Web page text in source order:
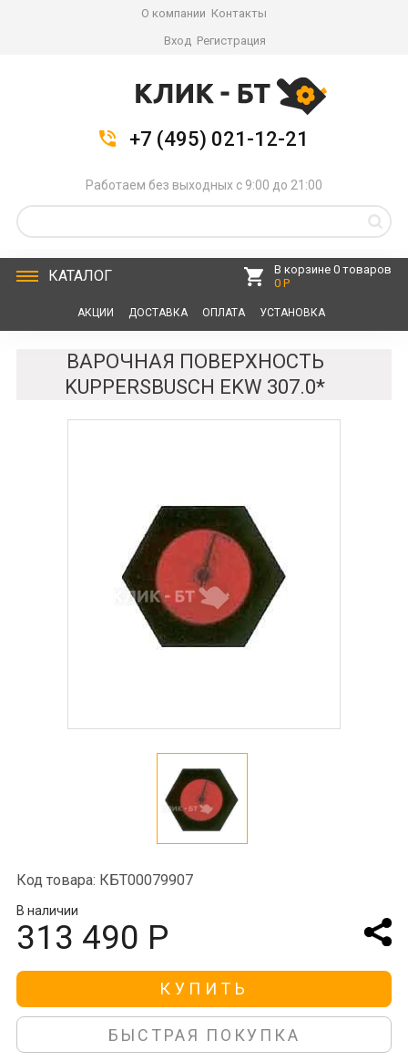
О компании Контакты
Вход Регистрация
+7 (495) 021-12-21
Работаем без выходных с 9:00 до 21:00
КАТАЛОГ
В корзине 0 товаров
0 Р
АКЦИИ ДОСТАВКА ОПЛАТА УСТАНОВКА
ВАРОЧНАЯ ПОВЕРХНОСТЬ
KUPPERSBUSCH EKW 307.0*
Код товара: КБТ00079907
В наличии
313 490 Р
КУПИТЬ
БЫСТРАЯ ПОКУПКА